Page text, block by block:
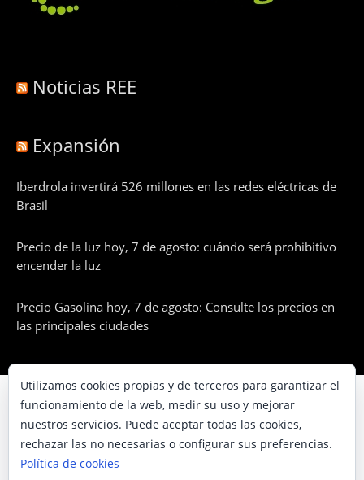
Noticias REE
Expansión
Iberdrola invertirá 526 millones en las redes eléctricas de
Brasil
Precio de la luz hoy, 7 de agosto: cuándo será prohibitivo
encender la luz
Precio Gasolina hoy, 7 de agosto: Consulte los precios en
las principales ciudades
© UNAENERGÍA, S.L.
Inicio
Utilizamos cookies propias y de terceros para garantizar el
funcionamiento de la web, medir su uso y mejorar
nuestros servicios. Puede aceptar todas las cookies,
rechazar las no necesarias o configurar sus preferencias.
Política de cookies